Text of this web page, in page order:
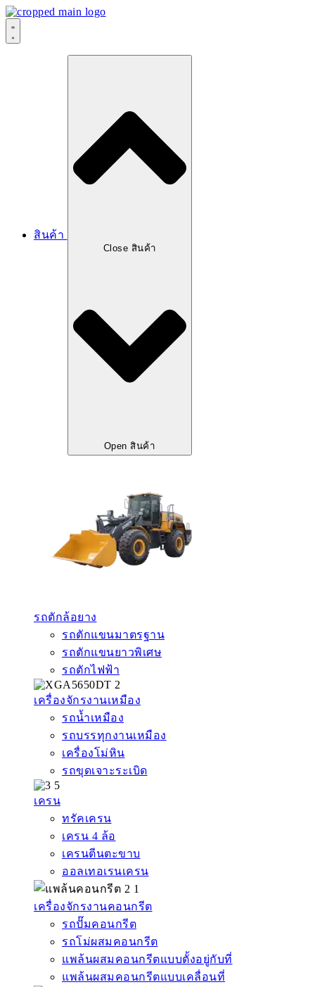
สินค้า
Close สินค้า
Open สินค้า
รถตักล้อยาง
รถตักแขนมาตรฐาน
รถตักแขนยาวพิเศษ
รถตักไฟฟ้า
เครื่องจักรงานเหมือง
รถน้ำเหมือง
รถบรรทุกงานเหมือง
เครื่องโม่หิน
รถขุดเจาะระเบิด
เครน
ทรัคเครน
เครน 4 ล้อ
เครนตีนตะขาบ
ออลเทอเรนเครน
เครื่องจักรงานคอนกรีต
รถปั๊มคอนกรีต
รถโม่ผสมคอนกรีต
แพล้นผสมคอนกรีตแบบตั้งอยู่กับที่
แพล้นผสมคอนกรีตแบบเคลื่อนที่